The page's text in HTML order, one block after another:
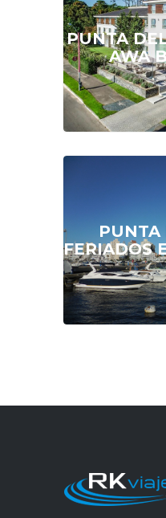
PUNTA
AWA
PUNTA
FERIADOS